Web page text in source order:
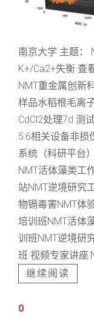
南京大学 主题：
K+/Ca2+失衡 查
NMT重金属创新
样品水稻根毛离
CdCl2处理7d 测
5.6相关设备非损
系统（科研平台
NMT活体藻类工
站NMT逆境研究
物镉毒害NMT体
培训班NMT活体
训班NMT逆境研
班 视频专家讲座
继续阅读
0